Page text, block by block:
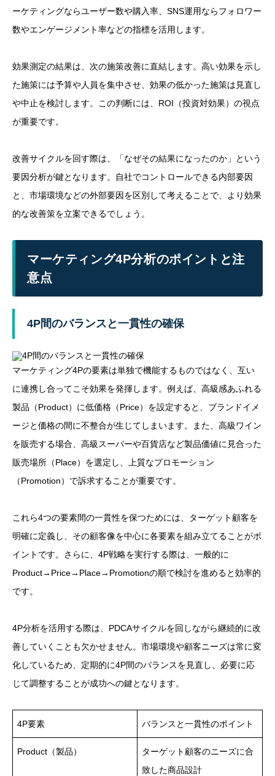
ーケティングならユーザー数や購入率、SNS運用ならフォロワー
数やエンゲージメント率などの指標を活用します。
効果測定の結果は、次の施策改善に直結します。高い効果を示し
た施策には予算や人員を集中させ、効果の低かった施策は見直し
や中止を検討します。この判断には、ROI（投資対効果）の視点
が重要です。
改善サイクルを回す際は、「なぜその結果になったのか」という
要因分析が鍵となります。自社でコントロールできる内部要因
と、市場環境などの外部要因を区別して考えることで、より効果
的な改善策を立案できるでしょう。
マーケティング4P分析のポイントと注
意点
4P間のバランスと一貫性の確保
マーケティング4Pの要素は単独で機能するものではなく、互い
に連携し合ってこそ効果を発揮します。例えば、高級感あふれる
製品（Product）に低価格（Price）を設定すると、ブランドイメ
ージと価格の間に不整合が生じてしまいます。また、高級ワイン
を販売する場合、高級スーパーや百貨店など製品価値に見合った
販売場所（Place）を選定し、上質なプロモーション
（Promotion）で訴求することが重要です。
これら4つの要素間の一貫性を保つためには、ターゲット顧客を
明確に定義し、その顧客像を中心に各要素を組み立てることがポ
イントです。さらに、4P戦略を実行する際は、一般的に
Product→Price→Place→Promotionの順で検討を進めると効率的
です。
4P分析を活用する際は、PDCAサイクルを回しながら継続的に改
善していくことも欠かせません。市場環境や顧客ニーズは常に変
化しているため、定期的に4P間のバランスを見直し、必要に応
じて調整することが成功への鍵となります。
4P要素 バランスと一貫性のポイント
Product（製品）
ターゲット顧客のニーズに合
致した商品設計